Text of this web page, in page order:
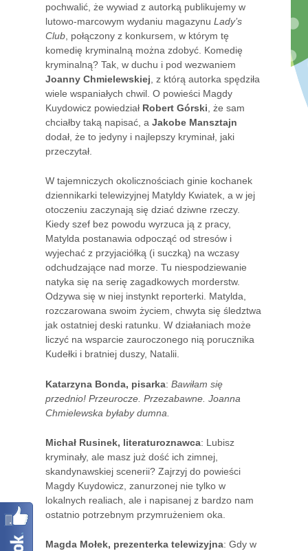
pochwalić, że wywiad z autorką publikujemy w
lutowo-marcowym wydaniu magazynu Lady’s
Club , połączony z konkursem, w którym tę
komedię kryminalną można zdobyć. Komedię
kryminalną? Tak, w duchu i pod wezwaniem
Joanny Chmielewskiej , z którą autorka spędziła
wiele wspaniałych chwil. O powieści Magdy
Kuydowicz powiedział Robert Górski , że sam
chciałby taką napisać, a Jakobe Mansztajn
dodał, że to jedyny i najlepszy kryminał, jaki
przeczytał.
W tajemniczych okolicznościach ginie kochanek
dziennikarki telewizyjnej Matyldy Kwiatek, a w jej
otoczeniu zaczynają się dziać dziwne rzeczy.
Kiedy szef bez powodu wyrzuca ją z pracy,
Matylda postanawia odpocząć od stresów i
wyjechać z przyjaciółką (i suczką) na wczasy
odchudzające nad morze. Tu niespodziewanie
natyka się na serię zagadkowych morderstw.
Odzywa się w niej instynkt reporterki. Matylda,
rozczarowana swoim życiem, chwyta się śledztwa
jak ostatniej deski ratunku. W działaniach może
liczyć na wsparcie zauroczonego nią porucznika
Kudełki i bratniej duszy, Natalii.
Katarzyna Bonda, pisarka: Bawiłam się
przednio! Przeurocze. Przezabawne. Joanna
Chmielewska byłaby dumna.
Michał Rusinek, literaturoznawca: Lubisz
kryminały, ale masz już dość ich zimnej,
skandynawskiej scenerii? Zajrzyj do powieści
Magdy Kuydowicz, zanurzonej nie tylko w
lokalnych realiach, ale i napisanej z bardzo nam
ostatnio potrzebnym przymrużeniem oka.
Magda Mołek, prezenterka telewizyjna: Gdy w